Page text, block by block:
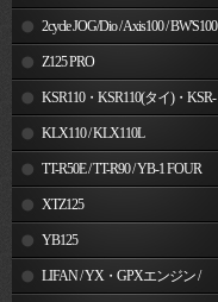
V50 2cycle JOG/Dio / Axis100 / BW'S100
Z125 PRO
KSR110・KSR110(タイ)・KSR-
I/II・KSR PRO
KLX110 / KLX110L
TT-R50E / TT-R90 / YB-1 FOUR
XTZ125
YB125
LIFAN / YX・GPXエンジン /